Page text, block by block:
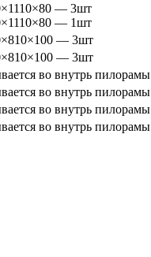
— 3шт
— 1шт
— 3шт
— 3шт
во внутрь пилорамы
во внутрь пилорамы
во внутрь пилорамы
во внутрь пилорамы